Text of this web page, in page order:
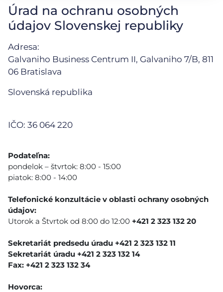
Úrad na ochranu osobných
údajov Slovenskej republiky
Adresa:
Galvaniho Business Centrum II, Galvaniho 7/B, 811
06 Bratislava
Slovenská republika
IČO: 36 064 220
Podateľna:
pondelok – štvrtok: 8:00 - 15:00
piatok: 8:00 - 14:00
Telefonické konzultácie v oblasti ochrany osobných
údajov:
Utorok a Štvrtok od 8:00 do 12:00 +421 2 323 132 20
Sekretariát predsedu úradu +421 2 323 132 11
Sekretariát úradu +421 2 323 132 14
Fax: +421 2 323 132 34
Hovorca: